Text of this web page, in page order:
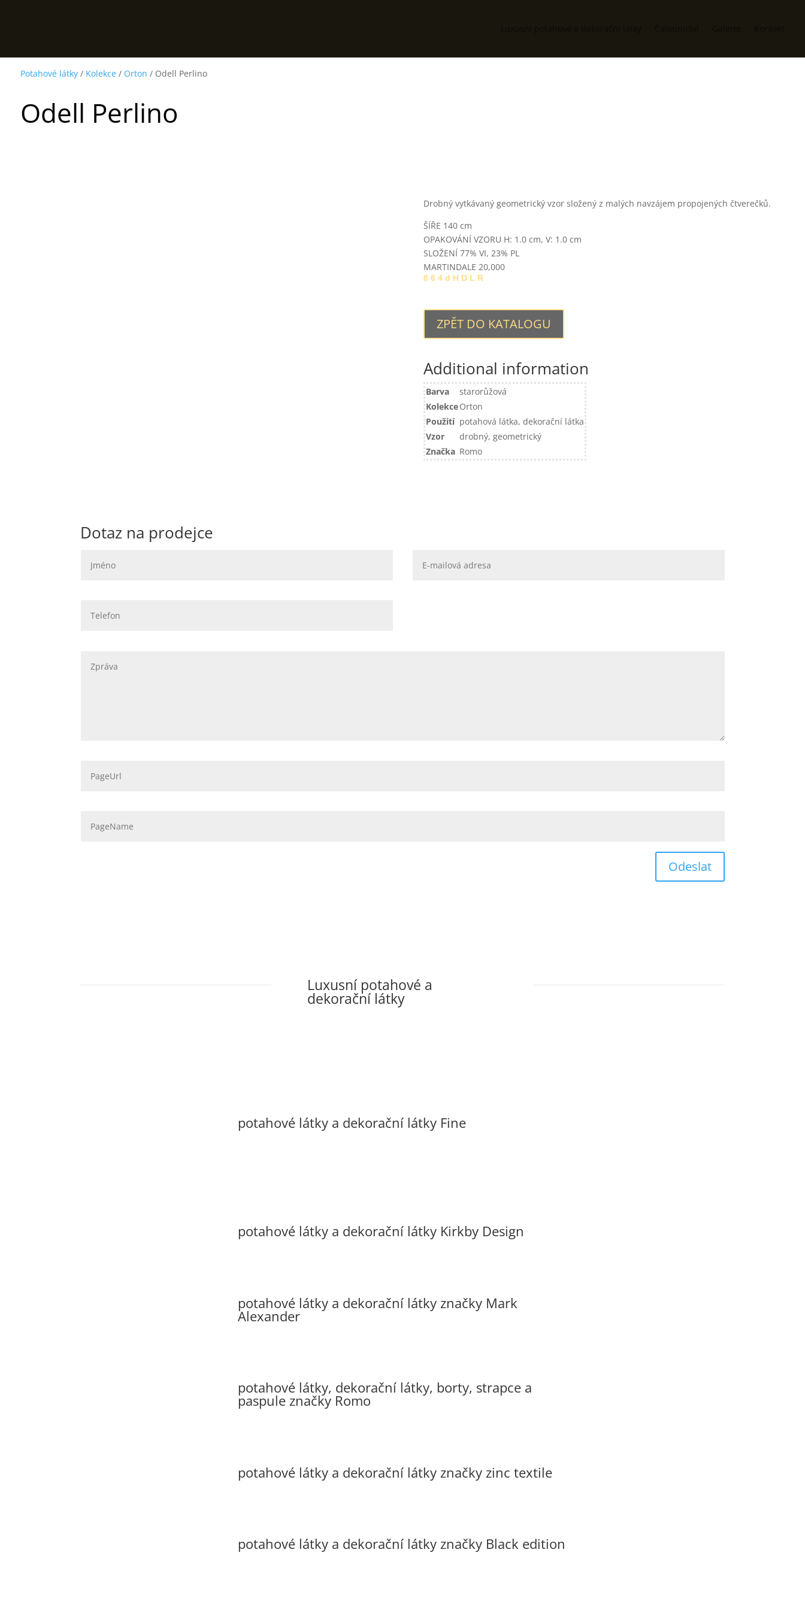
Potahové látky/ Kolekce/ Orton / Odell Perlino
Odell Perlino
Drobný vytkávaný geometrický vzor složený z malých navzájem propojených čtverečků.
ŠÍŘE 140 cm
OPAKOVÁNÍ VZORU H: 1.0 cm, V: 1.0 cm
SLOŽENÍ 77% VI, 23% PL
MARTINDALE 20,000
8 6 4 d H D L R
ZPĚT DO KATALOGU
Additional information
Barva
starorůžová
KolekceOrton
Použití potahová látka, dekorační látka
Vzor
drobný, geometrický
Značka Romo
Dotaz na prodejce
Odeslat
Luxusní potahové a
dekorační látky
potahové látky a dekorační látky Fine
potahové látky a dekorační látky Kirkby Design
potahové látky a dekorační látky značky Mark
Alexander
potahové látky, dekorační látky, borty, strapce a
paspule značky Romo
potahové látky a dekorační látky značky zinc textile
potahové látky a dekorační látky značky Black edition